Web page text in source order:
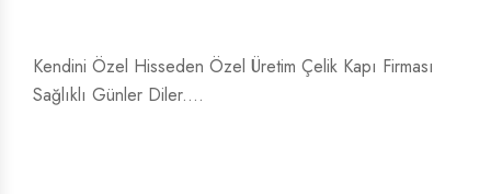
Kendini Özel Hisseden Özel Üretim Çelik Kapı Firması
Sağlıklı Günler Diler....